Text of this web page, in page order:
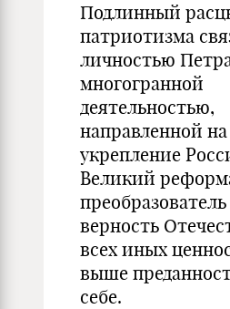
Подлинный
патриотизма
личностью
многогранной
деятельностью,
направленной на
укрепление
Великий
верность
всех иных
выше
себе.